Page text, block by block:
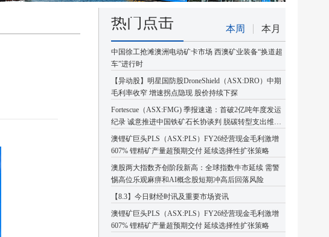
热门点击 本周 本月
中国徐工抢滩澳洲电动矿卡市场 西澳矿业装备“换道超
车”进行时
【异动股】明星国防股DroneShield（ASX:DRO）中期
毛利率收窄 增速拐点隐现 股价持续下探
Fortescue（ASX:FMG) 季报速递：首破2亿吨年度发运
纪录 诚意推进中国铁矿石长协谈判 脱碳转型支出维持
高位
澳锂矿巨头PLS（ASX:PLS）FY26经营现金毛利激增
607% 锂精矿产量超预期交付 延续选择性扩张策略
澳股两大指数齐创阶段新高：全球指数牛市延续 需警
惕高位乐观麻痹和AI概念股短期冲高后回落风险
【8.3】今日财经时讯及重要市场资讯
澳锂矿巨头PLS（ASX:PLS）FY26经营现金毛利激增
607% 锂精矿产量超预期交付 延续选择性扩张策略